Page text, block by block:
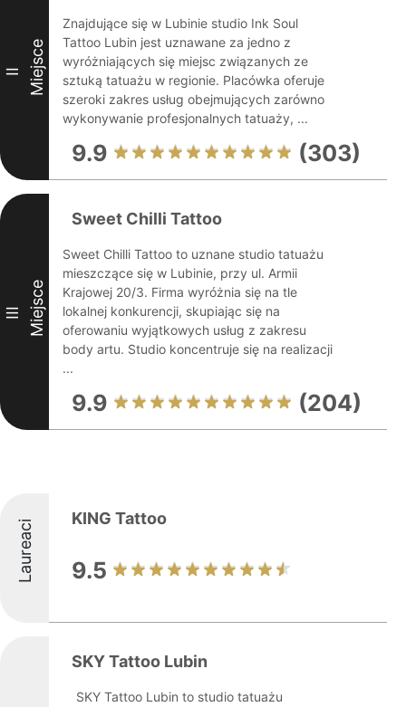
II Miejsce
Znajdujące się w Lubinie studio Ink Soul
Tattoo Lubin jest uznawane za jedno z
wyróżniających się miejsc związanych ze
sztuką tatuażu w regionie. Placówka oferuje
szeroki zakres usług obejmujących zarówno
wykonywanie profesjonalnych tatuaży, ...
9.9 (303)
III Miejsce
Sweet Chilli Tattoo
Sweet Chilli Tattoo to uznane studio tatuażu
mieszczące się w Lubinie, przy ul. Armii
Krajowej 20/3. Firma wyróżnia się na tle
lokalnej konkurencji, skupiając się na
oferowaniu wyjątkowych usług z zakresu
body artu. Studio koncentruje się na realizacji
...
9.9 (204)
Laureaci KING Tattoo
9.5
SKY Tattoo Lubin
SKY Tattoo Lubin to studio tatuażu